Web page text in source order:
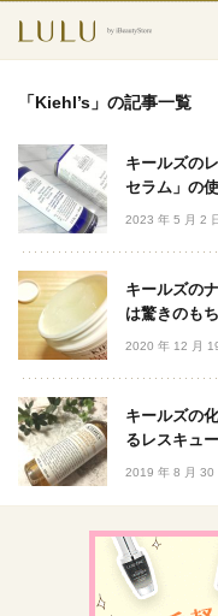
スキンケア
メークアップ
エイジングケア
フレグランス
ボディ＆ヘア
ライフスタイル
「Kiehl’s」の記事一覧
キールズの
セラム」の
2023 年 5 月 2
キールズの
は驚きのも
2020 年 12 月
キールズの
るレスキュ
2019 年 8 月 30